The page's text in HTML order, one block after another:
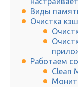
Виды
Очистка кэш
Работаем
Clean